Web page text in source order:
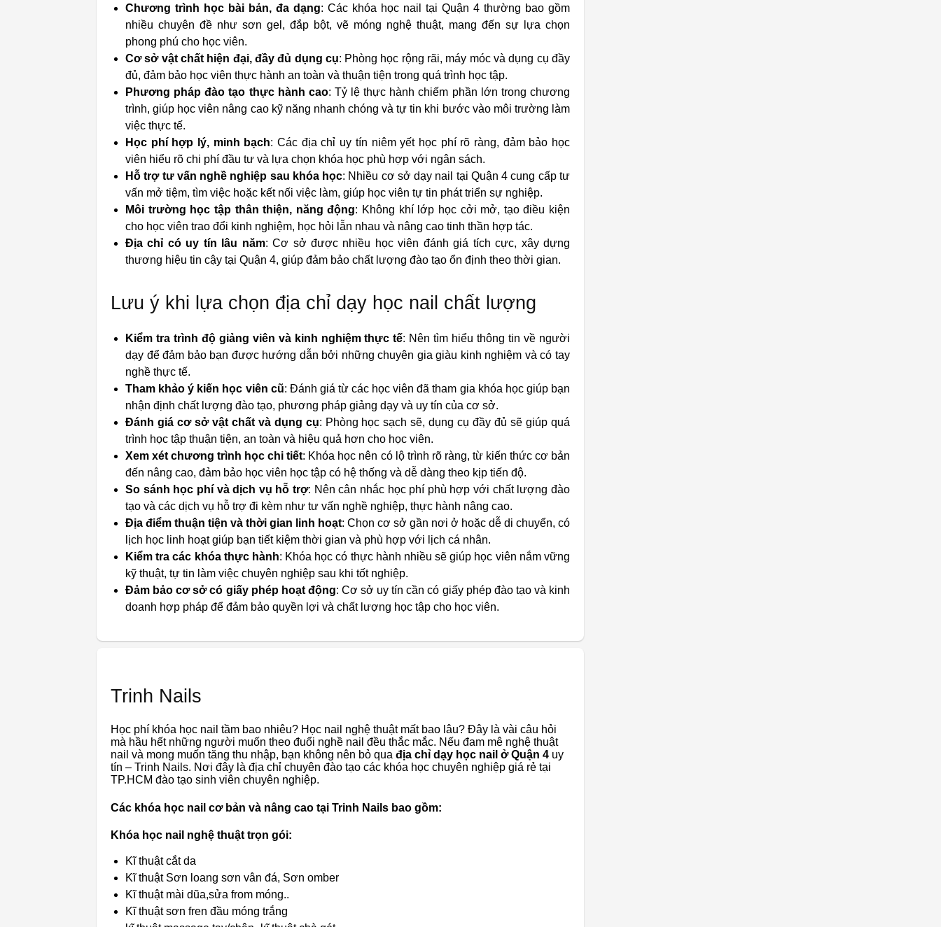
Chương trình học bài bản, đa dạng: Các khóa học nail tại Quận 4 thường bao gồm
nhiều chuyên đề như sơn gel, đắp bột, vẽ móng nghệ thuật, mang đến sự lựa chọn
phong phú cho học viên.
Cơ sở vật chất hiện đại, đầy đủ dụng cụ: Phòng học rộng rãi, máy móc và dụng cụ đầy
đủ, đảm bảo học viên thực hành an toàn và thuận tiện trong quá trình học tập.
Phương pháp đào tạo thực hành cao: Tỷ lệ thực hành chiếm phần lớn trong chương
trình, giúp học viên nâng cao kỹ năng nhanh chóng và tự tin khi bước vào môi trường làm
việc thực tế.
Học phí hợp lý, minh bạch: Các địa chỉ uy tín niêm yết học phí rõ ràng, đảm bảo học
viên hiểu rõ chi phí đầu tư và lựa chọn khóa học phù hợp với ngân sách.
Hỗ trợ tư vấn nghề nghiệp sau khóa học: Nhiều cơ sở dạy nail tại Quận 4 cung cấp tư
vấn mở tiệm, tìm việc hoặc kết nối việc làm, giúp học viên tự tin phát triển sự nghiệp.
Môi trường học tập thân thiện, năng động: Không khí lớp học cởi mở, tạo điều kiện
cho học viên trao đổi kinh nghiệm, học hỏi lẫn nhau và nâng cao tinh thần hợp tác.
Địa chỉ có uy tín lâu năm: Cơ sở được nhiều học viên đánh giá tích cực, xây dựng
thương hiệu tin cậy tại Quận 4, giúp đảm bảo chất lượng đào tạo ổn định theo thời gian.
Lưu ý khi lựa chọn địa chỉ dạy học nail chất lượng
Kiểm tra trình độ giảng viên và kinh nghiệm thực tế: Nên tìm hiểu thông tin về người
dạy để đảm bảo bạn được hướng dẫn bởi những chuyên gia giàu kinh nghiệm và có tay
nghề thực tế.
Tham khảo ý kiến học viên cũ: Đánh giá từ các học viên đã tham gia khóa học giúp bạn
nhận định chất lượng đào tạo, phương pháp giảng dạy và uy tín của cơ sở.
Đánh giá cơ sở vật chất và dụng cụ: Phòng học sạch sẽ, dụng cụ đầy đủ sẽ giúp quá
trình học tập thuận tiện, an toàn và hiệu quả hơn cho học viên.
Xem xét chương trình học chi tiết: Khóa học nên có lộ trình rõ ràng, từ kiến thức cơ bản
đến nâng cao, đảm bảo học viên học tập có hệ thống và dễ dàng theo kịp tiến độ.
So sánh học phí và dịch vụ hỗ trợ: Nên cân nhắc học phí phù hợp với chất lượng đào
tạo và các dịch vụ hỗ trợ đi kèm như tư vấn nghề nghiệp, thực hành nâng cao.
Địa điểm thuận tiện và thời gian linh hoạt: Chọn cơ sở gần nơi ở hoặc dễ di chuyển, có
lịch học linh hoạt giúp bạn tiết kiệm thời gian và phù hợp với lịch cá nhân.
Kiểm tra các khóa thực hành: Khóa học có thực hành nhiều sẽ giúp học viên nắm vững
kỹ thuật, tự tin làm việc chuyên nghiệp sau khi tốt nghiệp.
Đảm bảo cơ sở có giấy phép hoạt động: Cơ sở uy tín cần có giấy phép đào tạo và kinh
doanh hợp pháp để đảm bảo quyền lợi và chất lượng học tập cho học viên.
Trinh Nails
Học phí khóa học nail tầm bao nhiêu? Học nail nghệ thuật mất bao lâu? Đây là vài câu hỏi
mà hầu hết những người muốn theo đuổi nghề nail đều thắc mắc. Nếu đam mê nghệ thuật
nail và mong muốn tăng thu nhập, bạn không nên bỏ qua địa chỉ dạy học nail ở Quận 4 uy
tín – Trinh Nails. Nơi đây là địa chỉ chuyên đào tạo các khóa học chuyên nghiệp giá rẻ tại
TP.HCM đào tạo sinh viên chuyên nghiệp.
Các khóa học nail cơ bản và nâng cao tại Trinh Nails bao gồm:
Khóa học nail nghệ thuật trọn gói:
Kĩ thuật cắt da
Kĩ thuật Sơn loang sơn vân đá, Sơn omber
Kĩ thuật mài dũa,sửa from móng..
Kĩ thuật sơn fren đầu móng trắng